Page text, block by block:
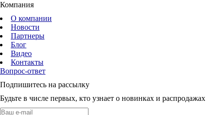
Компания
О компании
Новости
Партнеры
Блог
Видео
Контакты
Вопрос-ответ
Подпишитесь на рассылку
Будьте в числе первых, кто узнает о новинках и распродажах